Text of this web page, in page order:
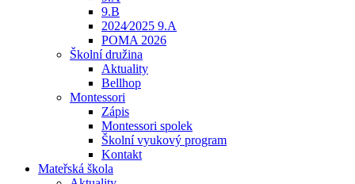
9.B
2024⁄2025 9.A
POMA 2026
Školní družina
Aktuality
Bellhop
Montessori
Zápis
Montessori spolek
Školní vyukový program
Kontakt
Mateřská škola